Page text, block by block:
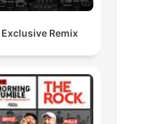
Exclusive Remix